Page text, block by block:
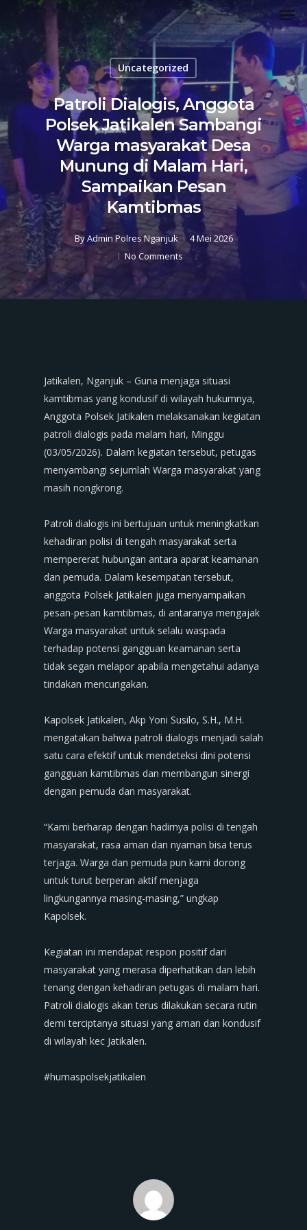
main
content
Uncategorized
Patroli Dialogis, Anggota
Polsek Jatikalen Sambangi
Warga masyarakat Desa
Munung di Malam Hari,
Sampaikan Pesan
Kamtibmas
ByAdmin Polres Nganjuk
4 Mei 2026
No Comments
‎Jatikalen, Nganjuk – Guna menjaga situasi
kamtibmas yang kondusif di wilayah hukumnya,
Anggota Polsek Jatikalen melaksanakan kegiatan
patroli dialogis pada malam hari, Minggu
(03/05/2026). Dalam kegiatan tersebut, petugas
menyambangi sejumlah Warga masyarakat yang
masih nongkrong.
‎Patroli dialogis ini bertujuan untuk meningkatkan
kehadiran polisi di tengah masyarakat serta
mempererat hubungan antara aparat keamanan
dan pemuda. Dalam kesempatan tersebut,
anggota Polsek Jatikalen juga menyampaikan
pesan-pesan kamtibmas, di antaranya mengajak
Warga masyarakat untuk selalu waspada
terhadap potensi gangguan keamanan serta
tidak segan melapor apabila mengetahui adanya
tindakan mencurigakan.
‎Kapolsek Jatikalen, Akp Yoni Susilo, S.H., M.H.
mengatakan bahwa patroli dialogis menjadi salah
satu cara efektif untuk mendeteksi dini potensi
gangguan kamtibmas dan membangun sinergi
dengan pemuda dan masyarakat.
‎“Kami berharap dengan hadirnya polisi di tengah
masyarakat, rasa aman dan nyaman bisa terus
terjaga. Warga dan pemuda pun kami dorong
untuk turut berperan aktif menjaga
lingkungannya masing-masing,” ungkap
Kapolsek.
‎Kegiatan ini mendapat respon positif dari
masyarakat yang merasa diperhatikan dan lebih
tenang dengan kehadiran petugas di malam hari.
Patroli dialogis akan terus dilakukan secara rutin
demi terciptanya situasi yang aman dan kondusif
di wilayah kec Jatikalen.
‎#humaspolsekjatikalen
Close
Menu